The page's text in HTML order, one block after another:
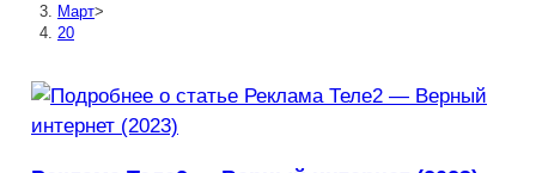
Март>
20